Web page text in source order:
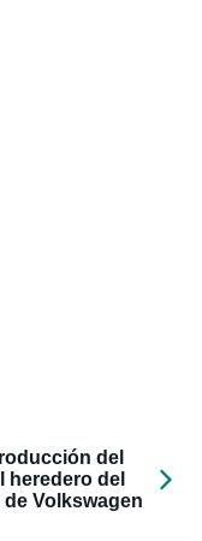
del
heredero del
Volkswagen